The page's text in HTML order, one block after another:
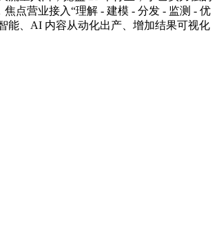
点营业接入“理解 - 建模 - 分发 - 监测 - 优
能、AI 内容从动化出产、增加结果可视化